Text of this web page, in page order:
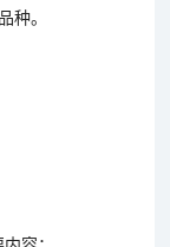
种。